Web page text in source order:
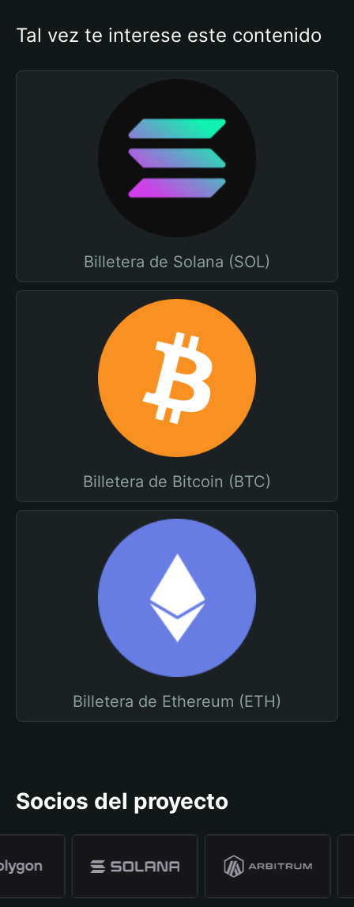
Tal vez te interese este contenido
Billetera de Solana (SOL)
Billetera de Bitcoin (BTC)
Billetera de Ethereum (ETH)
Socios del proyecto